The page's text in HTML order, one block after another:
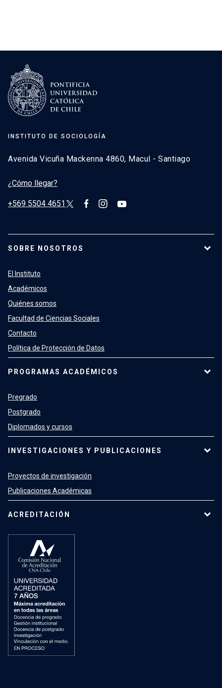
INSTITUTO DE SOCIOLOGÍA
Avenida Vicuña Mackenna 4860, Macul - Santiago
¿Cómo llegar?
+569 5504 4651
SOBRE NOSOTROS
El Instituto
Académicos
Quiénes somos
Facultad de Ciencias Sociales
Contacto
Política de Protección de Datos
PROGRAMAS ACADÉMICOS
Pregrado
Postgrado
Diplomados y cursos
INVESTIGACIONES Y PUBLICACIONES
Proyectos de investigación
Publicaciones Académicas
ACREDITACIÓN